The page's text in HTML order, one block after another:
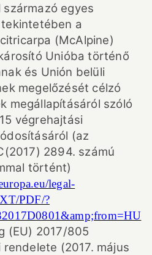
egyes
a
(McAlpine)
Unióba történő
és Unión belüli
megelőzését célzó
megállapításáról szóló
végrehajtási
(az
2894. számú
történt)
legal-
PDF/?
(EU) 2017/805
(2017. május